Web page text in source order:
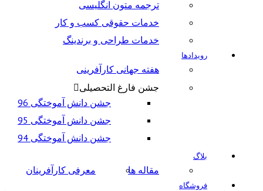
ترجمه متون انگلیسی
خدمات حقوقی کسب و کار
خدمات طراحی و برندینگ
رویدادها
هفته جهانی کارآفرینی
جشن فارغ التحصیلی
جشن دانش آموختگی 96
جشن دانش آموختگی 95
جشن دانش آموختگی 94
بلاگ
مقاله ها معرفی کارآفرینان
فروشگاه